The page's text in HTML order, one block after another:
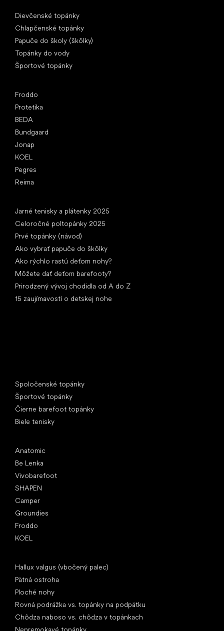
Dievčenské topánky
Chlapčenské topánky
Papuče do školy (škôlky)
Topánky do vody
Športové topánky
Froddo
Protetika
BEDA
Bundgaard
Jonap
KOEL
Pegres
Reima
Jarné tenisky a plátenky 2025
Celoročné poltopánky 2025
Prvé topánky (návod)
Ako vybrať papuče do škôlky
Ako rýchlo rastú deťom nohy?
Môžete dať deťom barefooty?
Prirodzený vývoj chodidla od A do Z
15 zaujímavostí o detskej nohe
Spoločenské topánky
Športové topánky
Čierne barefoot topánky
Biele tenisky
Anatomic
Be Lenka
Vivobarefoot
SHAPEN
Camper
Groundies
Froddo
KOEL
Hallux valgus (vbočený palec)
Pätná ostroha
Ploché nohy
Rovná podrážka vs. topánky na podpätku
Chôdza naboso vs. chôdza v topánkach